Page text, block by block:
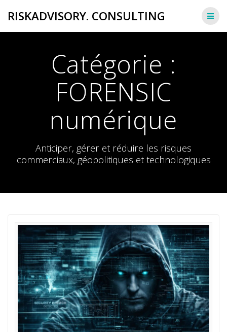
au
RISKADVISORY. CONSULTING
Catégorie :
FORENSIC
numérique
Anticiper, gérer et réduire les risques
commerciaux, géopolitiques et technologiques